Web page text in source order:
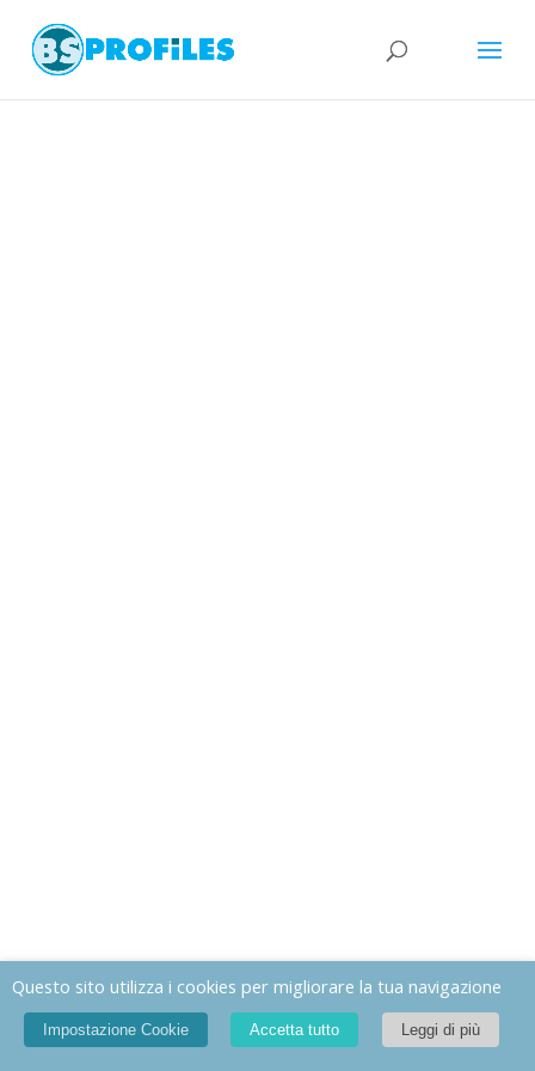
Questo sito utilizza i cookies per migliorare la tua navigazione
Impostazione Cookie Accetta tutto Leggi di più